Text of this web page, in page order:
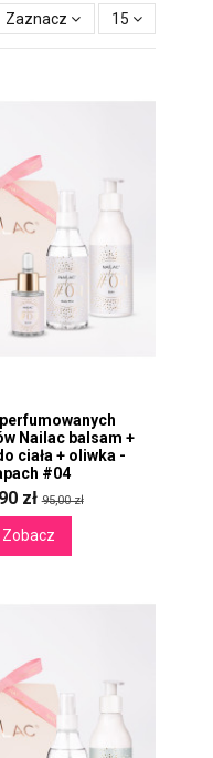
Zaznacz 15
Nailac balsam +
ciała + oliwka -
#04
zł95,00 zł
Zobacz